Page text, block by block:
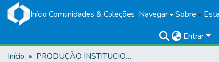
Início Comunidades & Coleções Navegar Sobre
Entrar
Início
PRODUÇÃO INSTITUCIONAL